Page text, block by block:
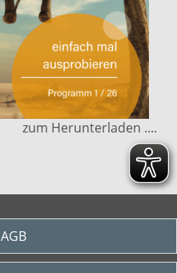
zum Herunterladen ....
AGB